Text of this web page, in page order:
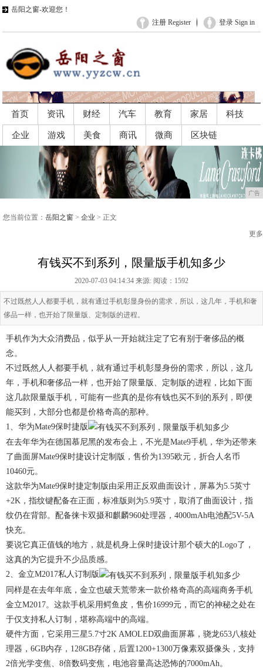
岳阳之窗-欢迎您！
登录 Sign in
注册 Register
首页 资讯 财经 汽车 教育 家居 科技
企业 游戏 美食 商讯 微商 区块链
广告
您当前位置： 岳阳之窗 > 企业 > 正文
更多
有钱买不到系列，限量版手机知多少
2020-07-03 04:14:34 来源: 阅读：1592
不过既然人人都要手机，就有通过手机彰显身份的需求，所以，这几年，手机和奢
侈品一样，也开始了限量版、定制版的进程。
手机作为大众消费品，似乎从一开始就注定了它有别于奢侈品的概
念。
不过既然人人都要手机，就有通过手机彰显身份的需求，所以，这几
年，手机和奢侈品一样，也开始了限量版、定制版的进程，比如下面
这几款限量版手机，可能有一些真的是你有钱也买不到的系列，即便
能买到，大部分也都是价格奇高的那种。
1、华为Mate9保时捷版
在去年华为在德国慕尼黑的发布会上，不光是Mate9手机，华为还带来
了曲面屏Mate9保时捷设计定制版，售价为1395欧元，折合人名币
10460元。
这款华为Mate9保时捷定制版由采用正反双曲面设计，屏幕为5.5英寸
+2K，指纹键配备在正面，标准版则为5.9英寸，取消了曲面设计，指
纹仍在背部。配备徕卡双摄和麒麟960处理器，4000mAh电池配5V-5A
快充。
要说它真正值钱的地方，就是机身上保时捷设计那个硕大的Logo了，
这真的为它提升不少品质感。
2、金立M2017私人订制版
同样是在去年年底，金立也破天荒带来一款价格奇高的高端商务手机
金立M2017。这款手机采用鳄鱼皮，售价16999元，而它的神秘之处在
于仅支持私人订制，堪称高端中的高端。
硬件方面，它采用三星5.7寸2K AMOLED双曲面屏幕，骁龙653八核处
理器，6GB内存，128GB存储，后置1200+1300万像素双摄像头，支持
2倍光学变焦、8倍数码变焦，电池容量高达恐怖的7000mAh。